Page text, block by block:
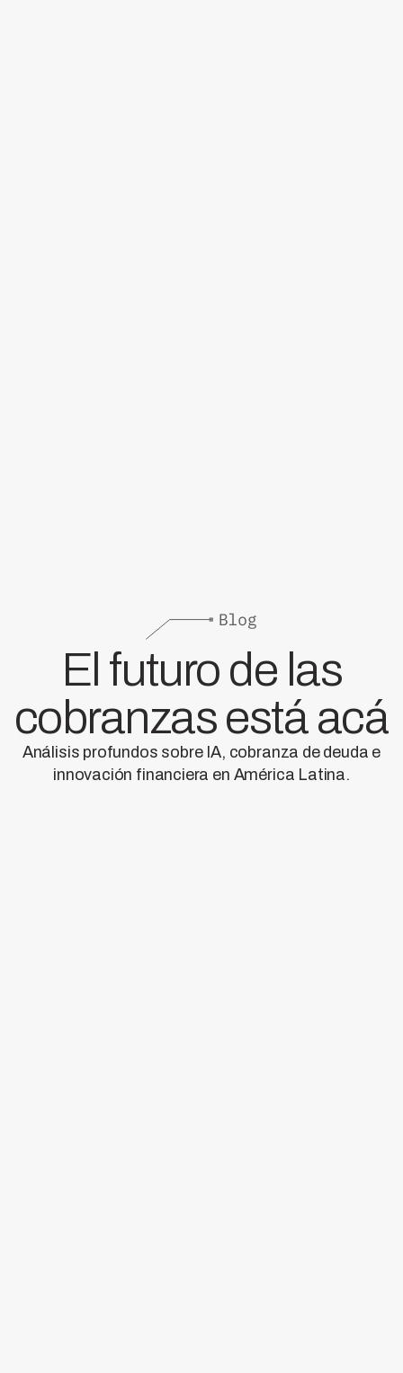
El futuro de las
cobranzas está acá
Análisis profundos sobre IA, cobranza de deuda e
innovación financiera en América Latina.